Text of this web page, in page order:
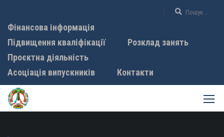
Фінансова інформація
Підвищення кваліфікації
Розклад занять
Проєктна діяльність
Асоціація випускників
Контакти